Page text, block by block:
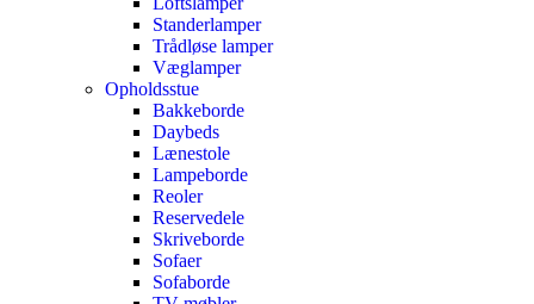
Standerlamper
Trådløse lamper
Væglamper
Opholdsstue
Bakkeborde
Daybeds
Lænestole
Lampeborde
Reoler
Reservedele
Skriveborde
Sofaer
Sofaborde